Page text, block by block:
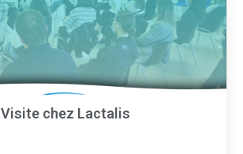
Visite chez Lactalis